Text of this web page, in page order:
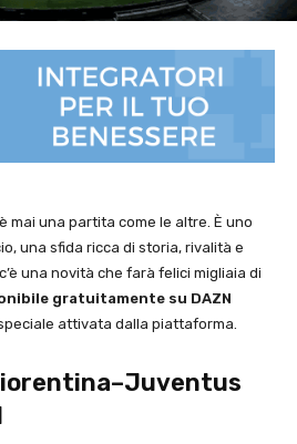
mai una partita come le altre. È uno
una sfida ricca di storia, rivalità e
una novità che farà felici migliaia di
gratuitamente su DAZN
attivata dalla piattaforma.